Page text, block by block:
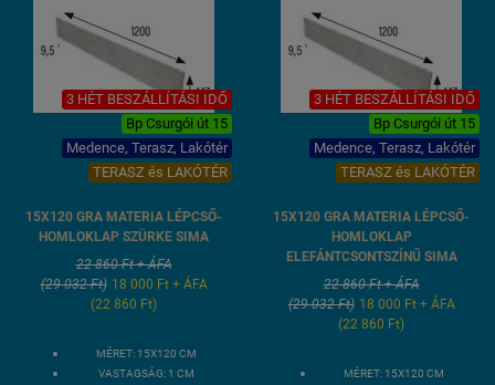
3 HÉT BESZÁLLÍTÁSI IDŐ
Bp Csurgói út 15
Medence, Terasz, Lakótér
TERASZ és LAKÓTÉR
15X120 GRA MATERIA LÉPCSŐ-
HOMLOKLAP SZÜRKE SIMA
22 860 Ft + ÁFA
(29 032 Ft) 18 000 Ft + ÁFA
(22 860 Ft)
MÉRET: 15X120 CM
VASTAGSÁG: 1 CM
3 HÉT BESZÁLLÍTÁSI IDŐ
Bp Csurgói út 15
Medence, Terasz, Lakótér
TERASZ és LAKÓTÉR
15X120 GRA MATERIA LÉPCSŐ-
HOMLOKLAP
ELEFÁNTCSONTSZÍNŰ SIMA
22 860 Ft + ÁFA
(29 032 Ft) 18 000 Ft + ÁFA
(22 860 Ft)
MÉRET: 15X120 CM